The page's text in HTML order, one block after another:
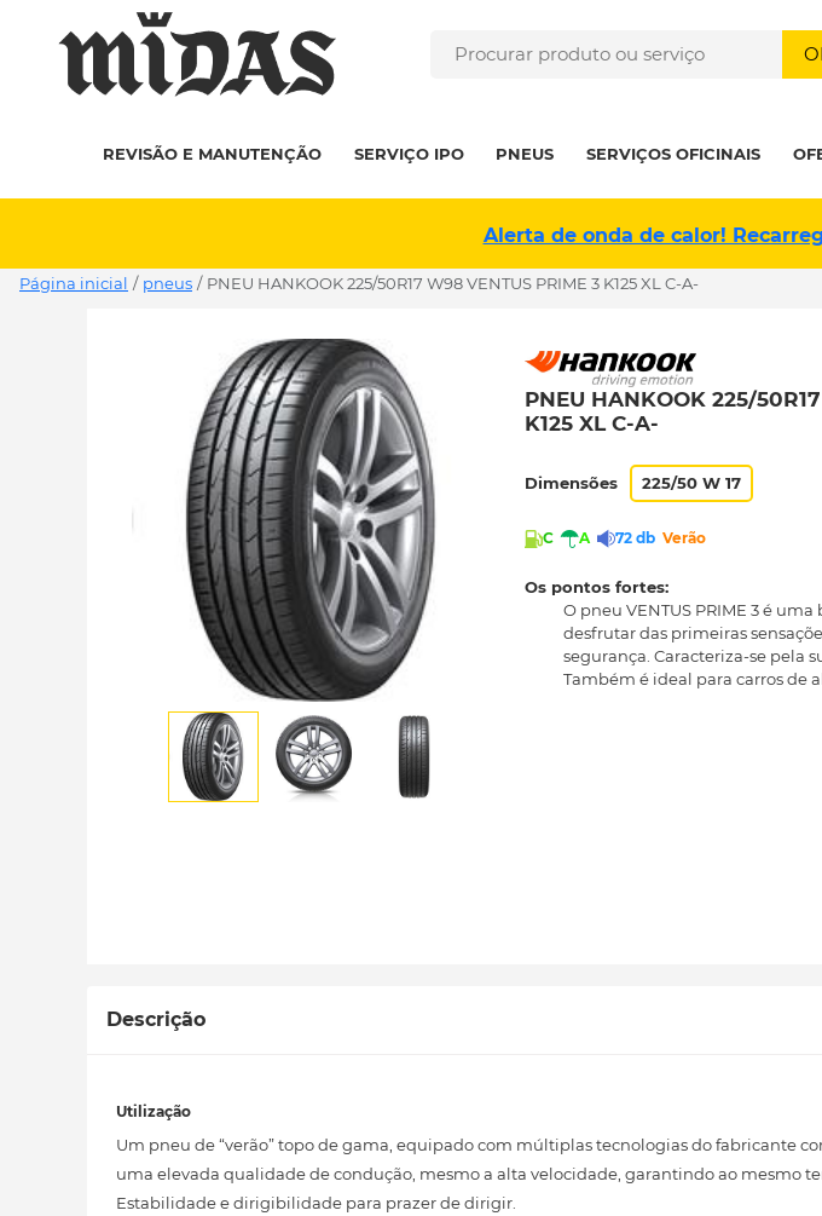
REVISÃO E MANUTENÇÃO SERVIÇO IPO PNEUS SERVIÇOS OFICINAIS
Alerta de onda de calor!
Página inicial / pneus / PNEU HANKOOK 225/50R17 W98 VENTUS PRIME 3 K125 XL C-A-
PNEU HANKOOK 225/
K125 XL C-A-
Dimensões 225/50 W 17
C A 72 db Verão
Os pontos fortes:
O pneu VENTUS PRIME 3 é
desfrutar das primeiras
segurança. Caracteriza-se pela
Também é ideal para carros de
Descrição
Utilização
Um pneu de “verão” topo de gama, equipado com múltiplas tecnologias do fabricante
uma elevada qualidade de condução, mesmo a alta velocidade, garantindo ao mesmo
Estabilidade e dirigibilidade para prazer de dirigir.